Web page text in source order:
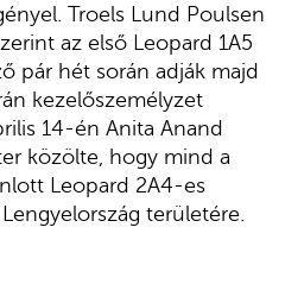
Troels Lund Poulsen
az első Leopard 1A5
pár hét során adják majd
kezelőszemélyzet
14-én Anita Anand
közölte, hogy mind a
Leopard 2A4-es
területére.